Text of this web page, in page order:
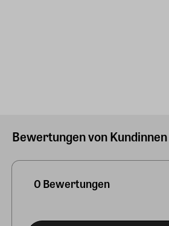
Bewertungen von
0 Bewertungen